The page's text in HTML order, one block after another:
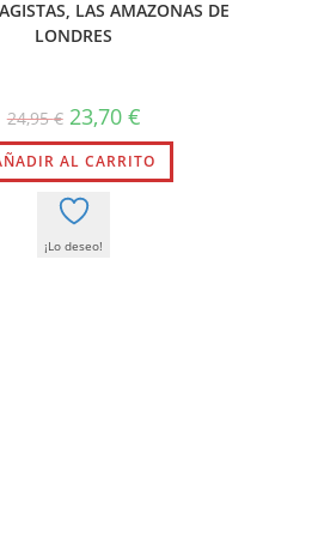
LAS AMAZONAS DE
LONDRES
24,95€ El
precio
original
era:
24,95 €.
23,70 €El
precio
actual
es:
23,70 €.
AL CARRITO
¡Lo deseo!